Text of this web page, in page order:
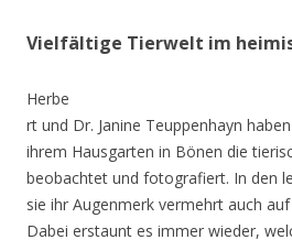
Vielfältige Tierwelt im
Herbe
rt und Dr. Janine Teuppenhayn
ihrem Hausgarten in Bönen die
beobachtet und fotografiert. In den
sie ihr Augenmerk vermehrt auch
Dabei erstaunt es immer wieder,